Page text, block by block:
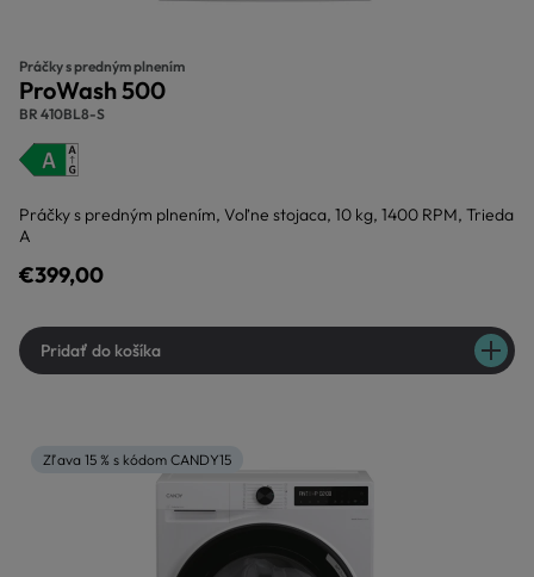
Práčky s predným plnením
ProWash 500
BR 410BL8-S
Práčky s predným plnením, Voľne stojaca, 10 kg, 1400 RPM, Trieda
A
€399,00
Pridať do košíka
Zľava 15 % s kódom CANDY15